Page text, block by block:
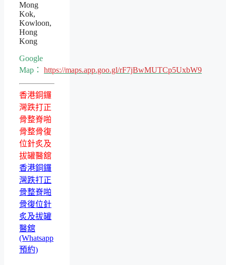
Mong
Kok,
Kowloon,
Hong
Kong
Google
Map： https://maps.app.goo.gl/rF7jBwMUTCp5UxbW9
香港銅鑼
灣跌打正
骨整脊啪
骨整骨復
位針炙及
拔罐醫舘
香港銅鑼
灣跌打正
骨整脊啪
骨復位針
炙及拔罐
醫舘
(Whatsapp
預約)